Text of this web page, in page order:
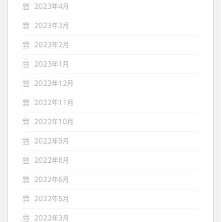
2023年4月
2023年3月
2023年2月
2023年1月
2022年12月
2022年11月
2022年10月
2022年9月
2022年8月
2022年6月
2022年5月
2022年3月